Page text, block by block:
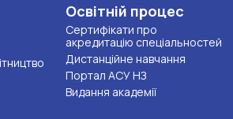
Освітній процес
Сертифікати про
акредитацію спеціальностей
Дистанційне навчання
Портал АСУ НЗ
Видання академії